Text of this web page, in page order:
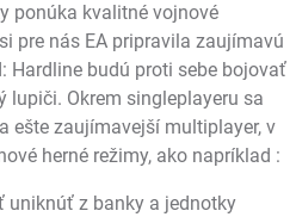
ponúka kvalitné vojnové
pre nás EA pripravila zaujímavú
Hardline budú proti sebe bojovať
lupiči. Okrem singleplayeru sa
ešte zaujímavejší multiplayer, v
herné režimy, ako napríklad :
z banky a jednotky